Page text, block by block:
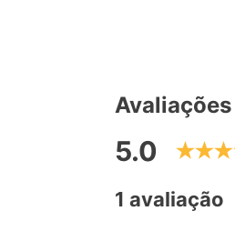
Avaliações
5.0
1 avaliação